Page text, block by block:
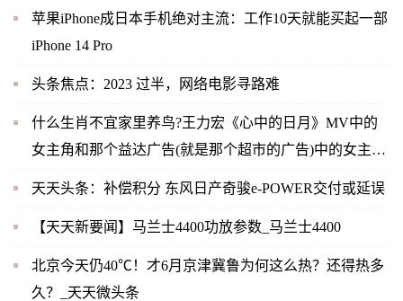
苹果iPhone成日本手机绝对主流：工作10天就能买起一部
iPhone 14 Pro
头条焦点：2023 过半，网络电影寻路难
什么生肖不宜家里养鸟?王力宏《心中的日月》MV中的
女主角和那个益达广告(就是那个超市的广告)中的女主角
天天头条：补偿积分 东风日产奇骏e-POWER交付或延误
【天天新要闻】马兰士4400功放参数_马兰士4400
北京今天仍40℃！才6月京津冀鲁为何这么热？还得热多
久？_天天微头条